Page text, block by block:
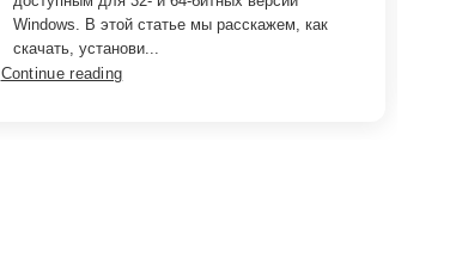
Windows. В этой статье мы расскажем, как
скачать, установи...
Continue reading